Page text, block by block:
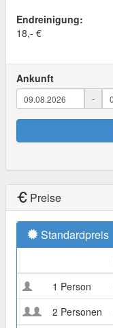
Endreinigung:
18,- €
Ankunft
-
Preise
Standardpreis
1 Person
2 Personen